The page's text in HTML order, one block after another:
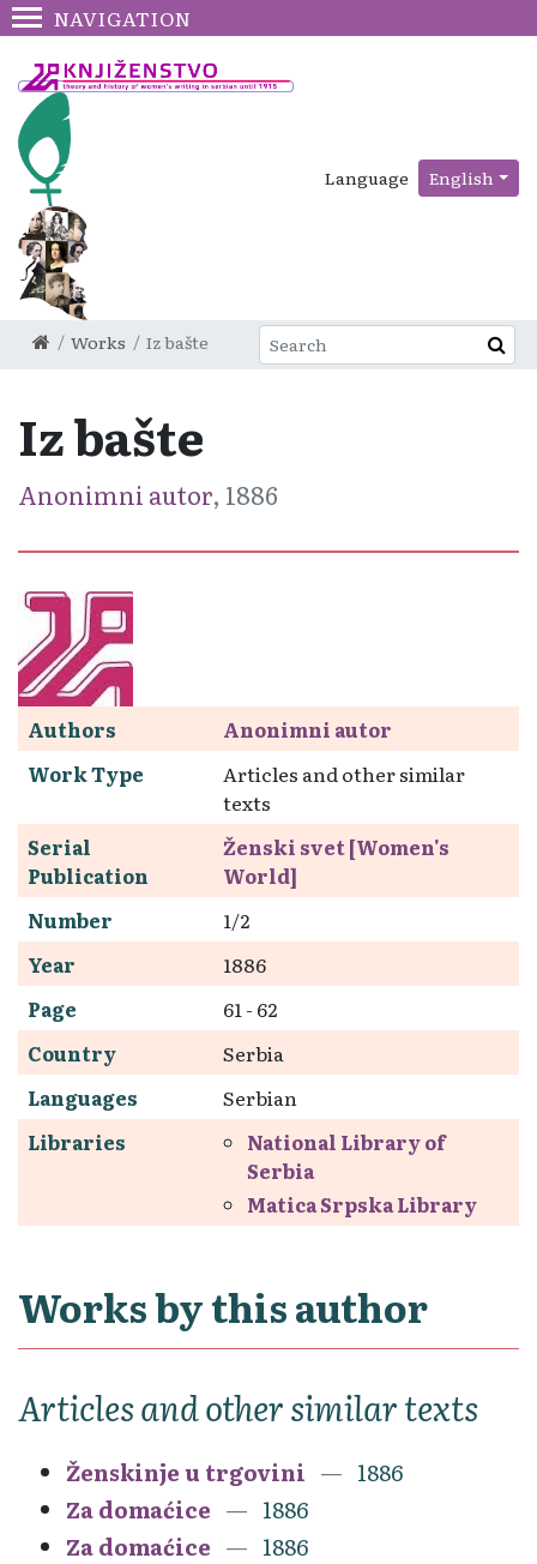
NAVIGATION
Language English
Works Iz bašte
Iz bašte
Anonimni autor, 1886
Authors
Anonimni autor
Work Type
Articles and other similar
texts
Serial
Publication
Ženski svet [Women's
World]
Number
1/2
Year
1886
Page
61 - 62
Country
Serbia
Languages
Serbian
Libraries
National Library of
Serbia
Matica Srpska Library
Works by this author
Articles and other similar texts
Ženskinje u trgovini
1886
Za domaćice
1886
Za domaćice
1886